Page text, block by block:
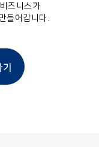
즈니스가
들어갑니다.